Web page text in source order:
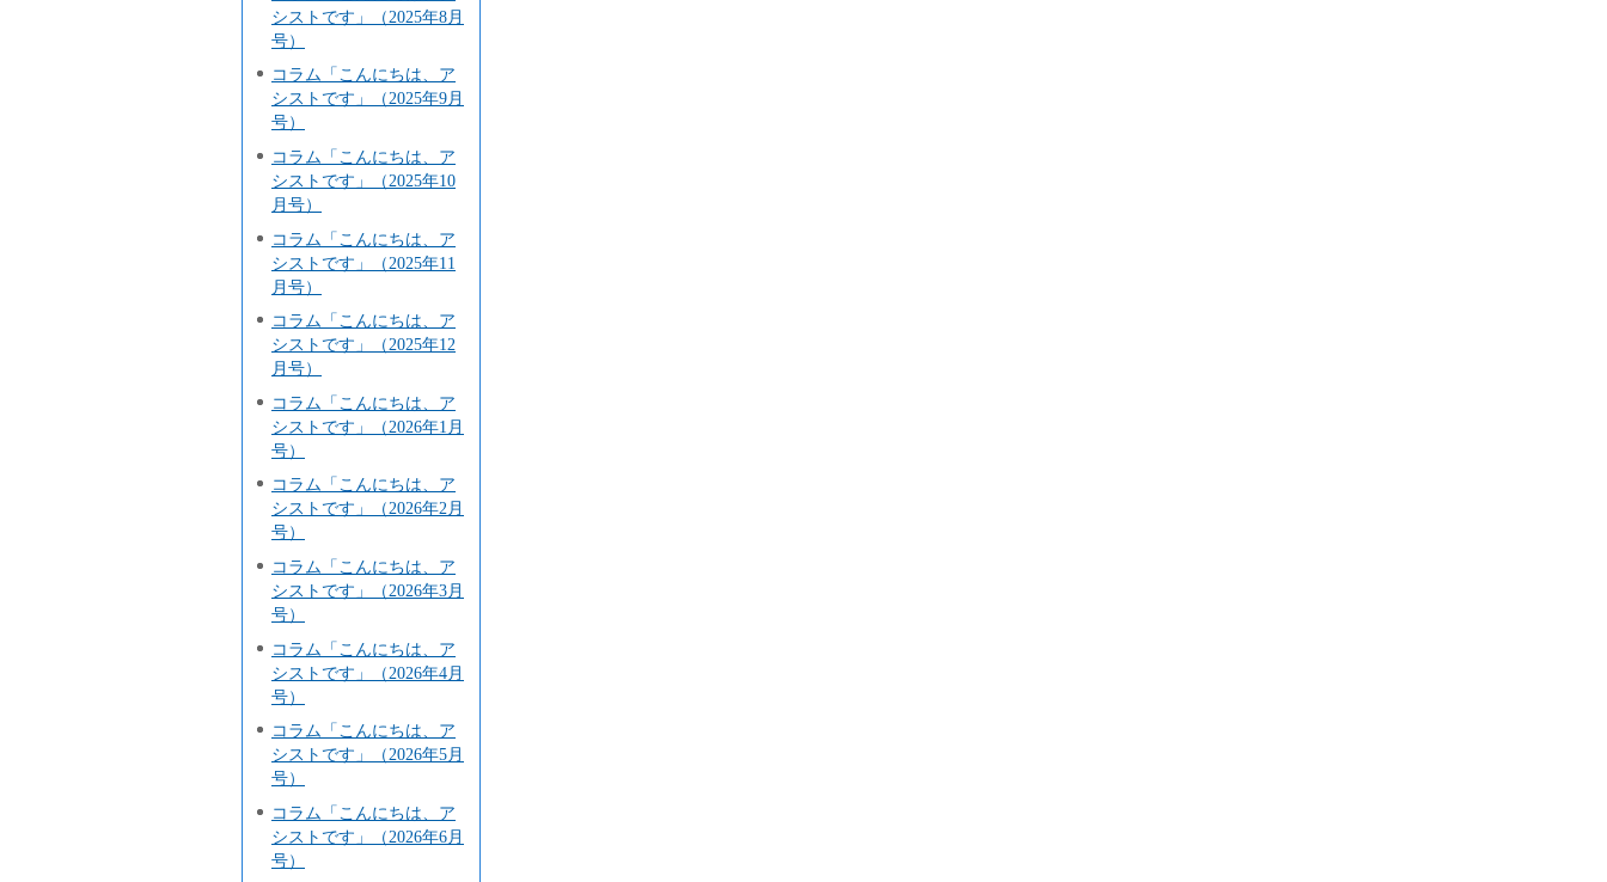
シストです」（2025年8月
号）
コラム「こんにちは、ア
シストです」（2025年9月
号）
コラム「こんにちは、ア
シストです」（2025年10
月号）
コラム「こんにちは、ア
シストです」（2025年11
月号）
コラム「こんにちは、ア
シストです」（2025年12
月号）
コラム「こんにちは、ア
シストです」（2026年1月
号）
コラム「こんにちは、ア
シストです」（2026年2月
号）
コラム「こんにちは、ア
シストです」（2026年3月
号）
コラム「こんにちは、ア
シストです」（2026年4月
号）
コラム「こんにちは、ア
シストです」（2026年5月
号）
コラム「こんにちは、ア
シストです」（2026年6月
号）